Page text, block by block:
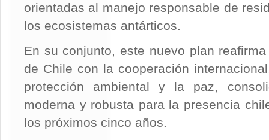
orientadas al manejo responsable de
los ecosistemas antárticos.
En su conjunto, este nuevo plan
de Chile con la cooperación
protección ambiental y la paz,
moderna y robusta para la presencia
los próximos cinco años.